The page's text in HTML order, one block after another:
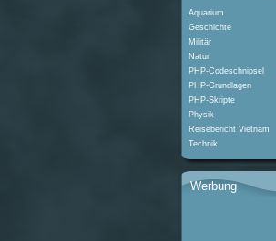
Aquarium
Geschichte
Militär
Natur
PHP-Codeschnipsel
PHP-Grundlagen
PHP-Skripte
Physik
Reisebericht Vietnam
Technik
Werbung